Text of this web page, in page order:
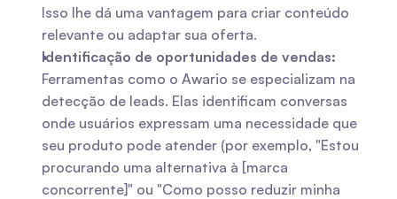
Isso lhe dá uma vantagem para criar conteúdo
relevante ou adaptar sua oferta.
Identificação de oportunidades de vendas:
Ferramentas como o Awario se especializam na
detecção de leads. Elas identificam conversas
onde usuários expressam uma necessidade que
seu produto pode atender (por exemplo, "Estou
procurando uma alternativa à [marca
concorrente]" ou "Como posso reduzir minha